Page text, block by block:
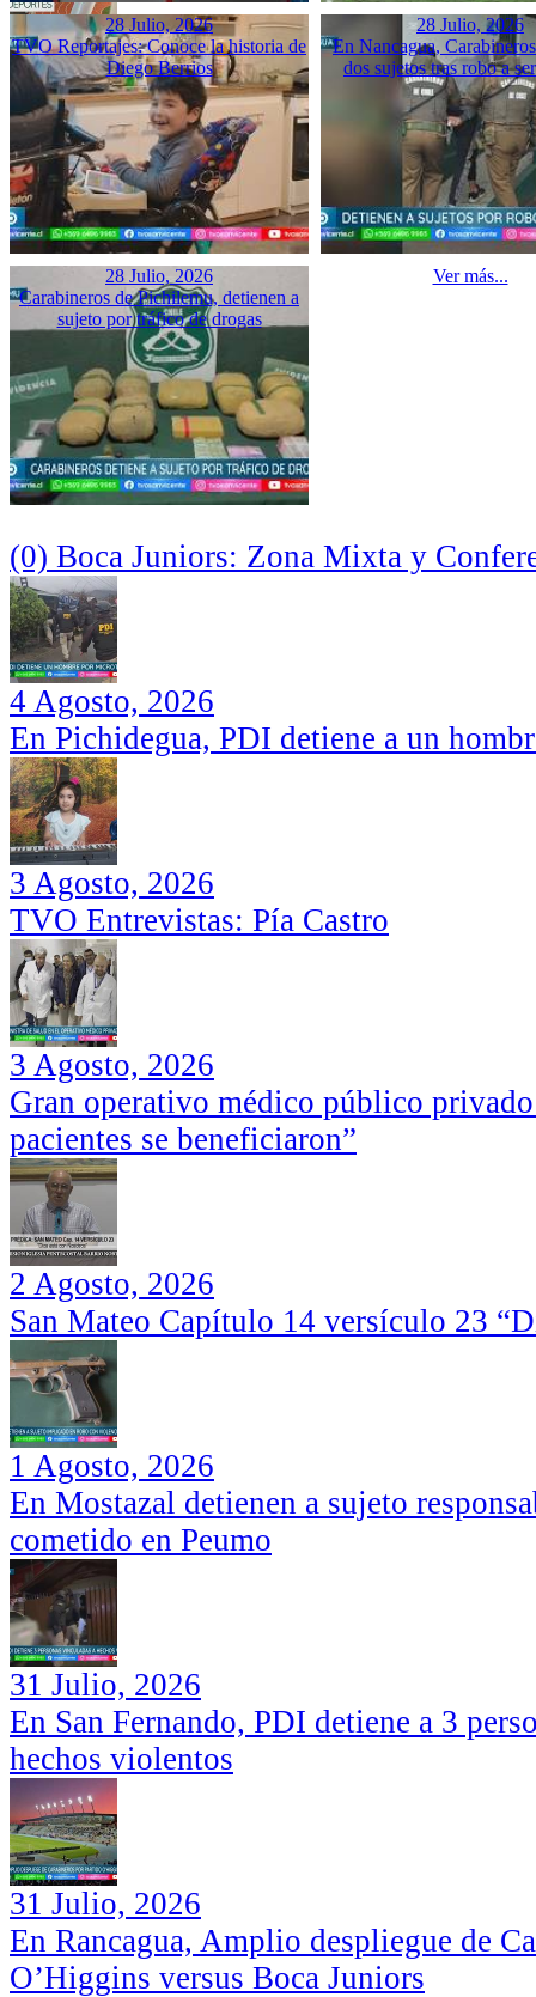
28 Julio, 2026
TVO Reportajes: Conoce la historia de
Diego Berrios
28 Julio, 2026
En Nancagua,
dos sujetos tras robo a
28 Julio, 2026
Carabineros de Pichilemu, detienen a
sujeto por tráfico de drogas
Ver más...
(0) Boca Juniors: Zona Mixta y
4 Agosto, 2026
En Pichidegua, PDI detiene a un
3 Agosto, 2026
TVO Entrevistas: Pía Castro
3 Agosto, 2026
Gran operativo médico público
pacientes se beneficiaron”
2 Agosto, 2026
San Mateo Capítulo 14 versículo 23
1 Agosto, 2026
En Mostazal detienen a sujeto
cometido en Peumo
31 Julio, 2026
En San Fernando, PDI detiene a 3
hechos violentos
31 Julio, 2026
En Rancagua, Amplio despliegue de
O’Higgins versus Boca Juniors